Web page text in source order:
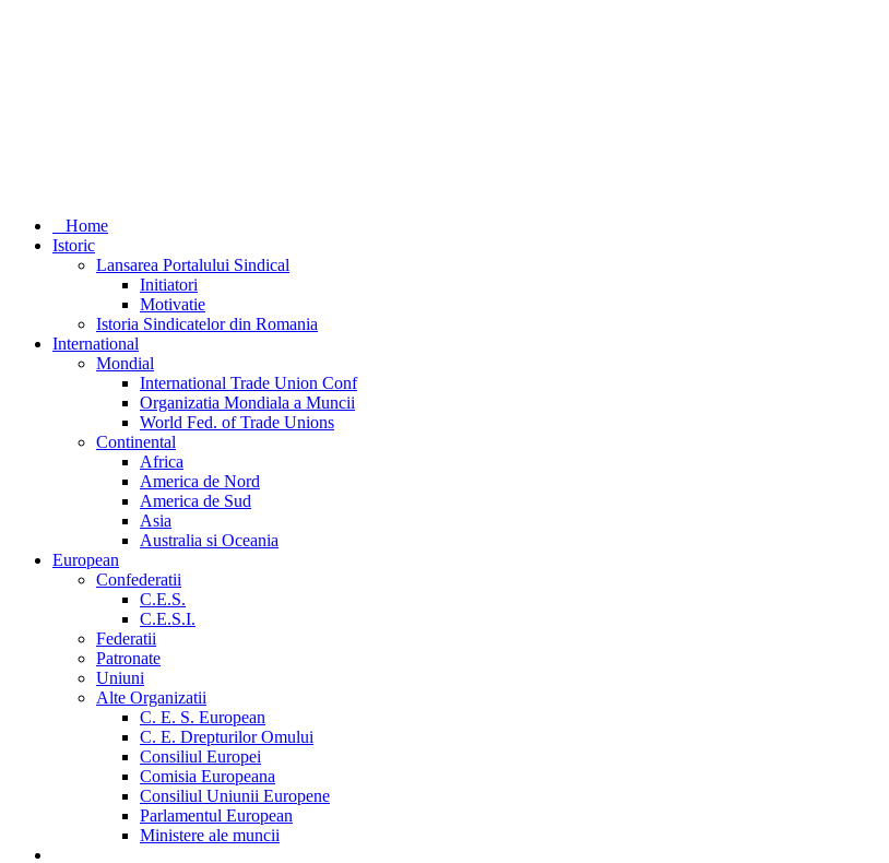
Home
Istoric
Lansarea Portalului Sindical
Initiatori
Motivatie
Istoria Sindicatelor din Romania
International
Mondial
International Trade Union Conf
Organizatia Mondiala a Muncii
World Fed. of Trade Unions
Continental
Africa
America de Nord
America de Sud
Asia
Australia si Oceania
European
Confederatii
C.E.S.
C.E.S.I.
Federatii
Patronate
Uniuni
Alte Organizatii
C. E. S. European
C. E. Drepturilor Omului
Consiliul Europei
Comisia Europeana
Consiliul Uniunii Europene
Parlamentul European
Ministere ale muncii